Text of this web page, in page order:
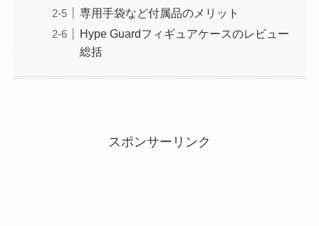
専用手袋など付属品のメリット
Hype Guardフィギュアケースのレビュー
総括
スポンサーリンク